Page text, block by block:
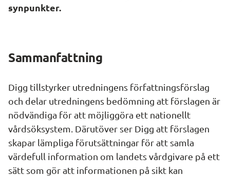
synpunkter.
Sammanfattning
Digg tillstyrker utredningens författningsförslag
och delar utredningens bedömning att förslagen är
nödvändiga för att möjliggöra ett nationellt
vårdsöksystem. Därutöver ser Digg att förslagen
skapar lämpliga förutsättningar för att samla
värdefull information om landets vårdgivare på ett
sätt som gör att informationen på sikt kan